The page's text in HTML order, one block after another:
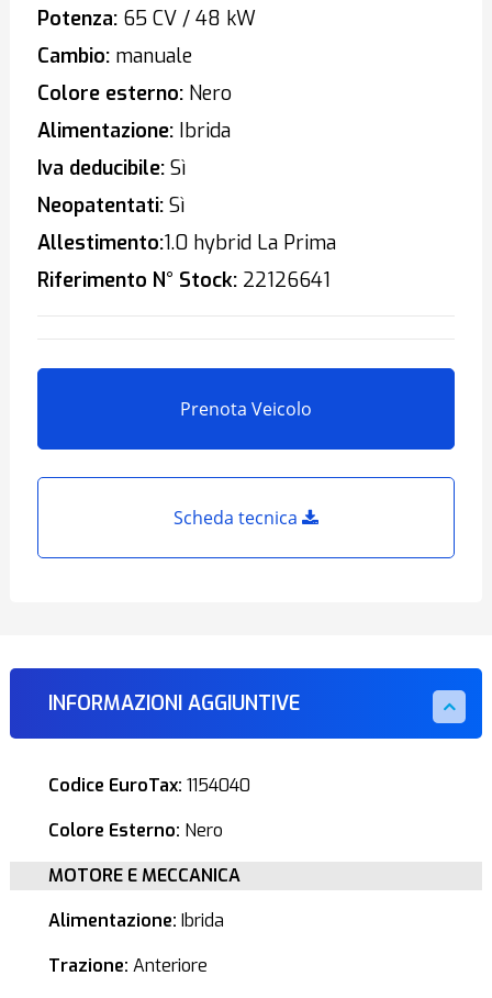
Potenza:65 CV / 48 kW
Cambio:manuale
Colore esterno:Nero
Alimentazione:Ibrida
Iva deducibile:Sì
Neopatentati:Sì
Allestimento:1.0 hybrid La Prima
Riferimento N° Stock:22126641
Prenota Veicolo
Scheda tecnica
INFORMAZIONI AGGIUNTIVE
Codice EuroTax: 1154040
Colore Esterno: Nero
MOTORE E MECCANICA
Alimentazione: Ibrida
Trazione: Anteriore